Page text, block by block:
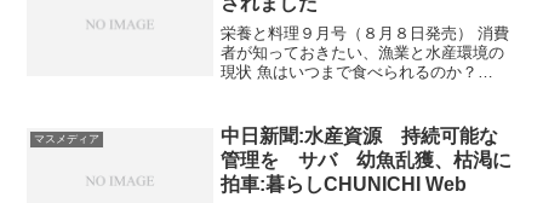
栄養と料理９月号（８月８日発売） 消費
者が知っておきたい、漁業と水産環境の
現状 魚はいつまで食べられるのか？
り組んでいます。 漁業の現状を厳しく批
判す...
マスメディア
中日新聞:水産資源 持続可能な
管理を サバ 幼魚乱獲、枯渇に
拍車:暮らしCHUNICHI Web